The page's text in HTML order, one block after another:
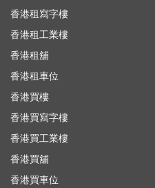
香港租寫字樓
香港租工業樓
香港租舖
香港租車位
香港買樓
香港買寫字樓
香港買工業樓
香港買舖
香港買車位